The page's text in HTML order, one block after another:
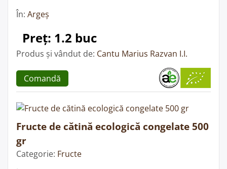
În: Argeș
Preț: 1.2 buc
Produs și vândut de: Cantu Marius Razvan I.I.
Comandă
Fructe de cătină ecologică congelate 500
gr
Categorie: Fructe